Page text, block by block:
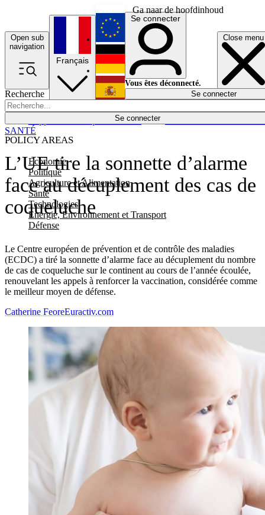
Ga naar de hoofdinhoud
Open sub
navigation
Close menu
Recherche
Se connecter
POLICY AREAS
Economie
Politique
Agriculture et Alimentation
Santé
Technologies
Energie, Environnement et Transport
Défense
Économie
Français
English
Deutsch
Español
Se connecter
Vous êtes déconnecté.
Se connecter
L’UE tire la sonnette d’alarme
face au décuplement des cas de
coqueluche
Le Centre européen de prévention et de contrôle des maladies
(ECDC) a tiré la sonnette d’alarme face au décuplement du nombre
de cas de coqueluche sur le continent au cours de l’année écoulée,
renouvelant les appels à renforcer la vaccination, considérée comme
le meilleur moyen de défense.
SANTÉ
Catherine FeoreEuractiv.com